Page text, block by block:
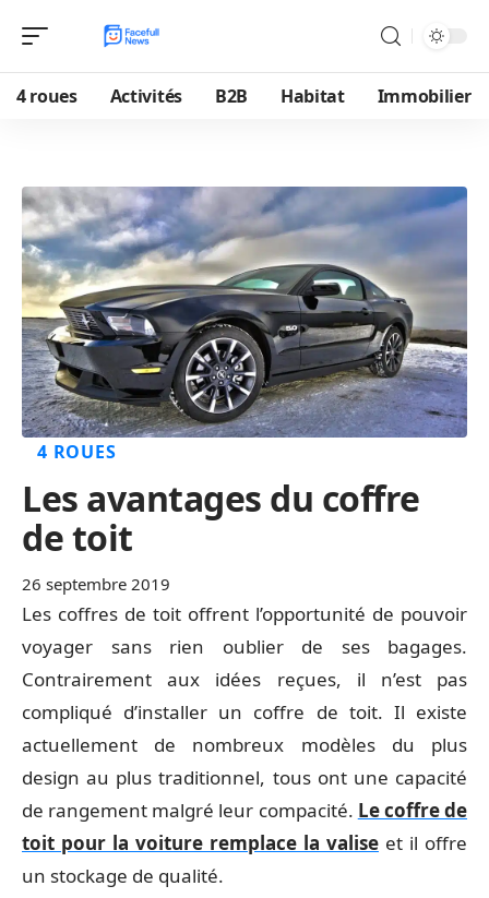
4 roues Activités B2B Habitat Immobilier
4 ROUES
Les avantages du coffre
de toit
26 septembre 2019
Les coffres de toit offrent l’opportunité de pouvoir
voyager sans rien oublier de ses bagages.
Contrairement aux idées reçues, il n’est pas
compliqué d’installer un coffre de toit. Il existe
actuellement de nombreux modèles du plus
design au plus traditionnel, tous ont une capacité
de rangement malgré leur compacité. Le coffre de
toit pour la voiture remplace la valise et il offre
un stockage de qualité.